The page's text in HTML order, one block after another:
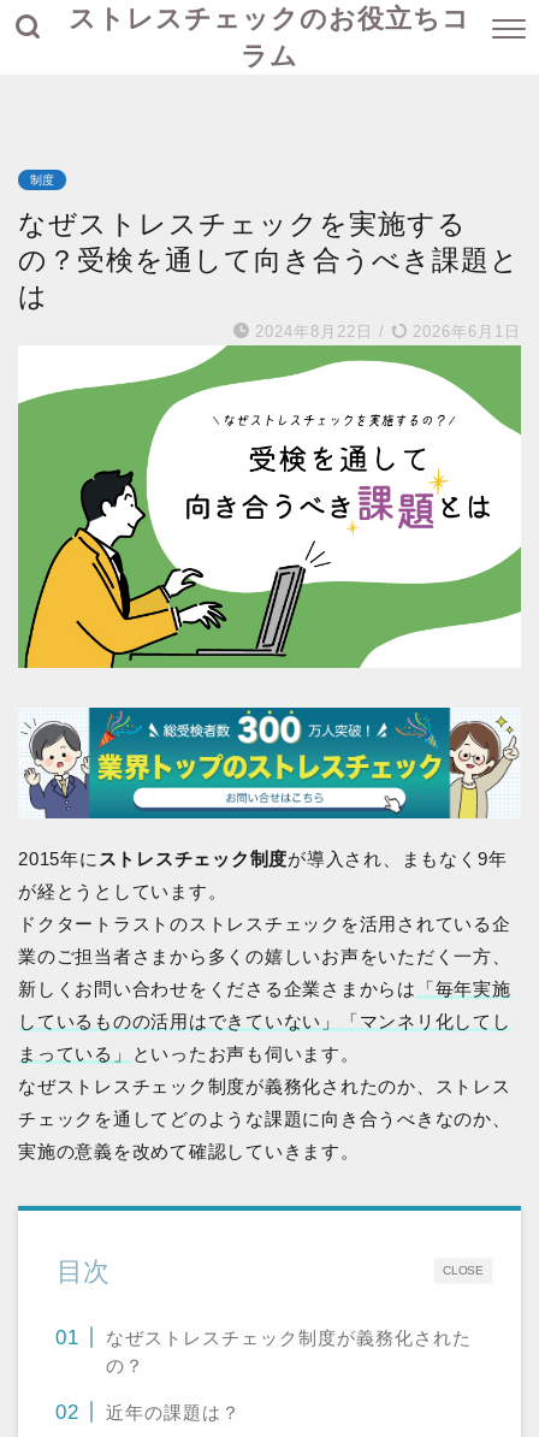
ストレスチェックのお役立ちコ
ラム
制度
なぜストレスチェックを実施する
の？受検を通して向き合うべき課題と
は
2024年8月22日 / 2026年6月1日
2015年に ストレスチェック制度が導入され、まもなく9年
が経とうとしています。
ドクタートラストのストレスチェックを活用されている企
業のご担当者さまから多くの嬉しいお声をいただく一方、
新しくお問い合わせをくださる企業さまからは
「毎年実施
しているものの活用はできていない」「マンネリ化してし
まっている」
といったお声も伺います。
なぜストレスチェック制度が義務化されたのか、ストレス
チェックを通してどのような課題に向き合うべきなのか、
実施の意義を改めて確認していきます。
CLOSE
目次
なぜストレスチェック制度が義務化された
の？
近年の課題は？